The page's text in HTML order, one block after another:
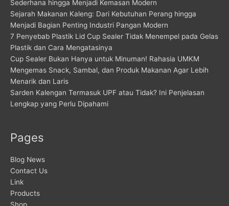
Sederhana hingga Menjadi Kemasan Modern
Sejarah Makanan Kaleng: Dari Kebutuhan Perang hingga
Menjadi Bagian Penting Industri Pangan Modern
7 Penyebab Plastik Lid Cup Sealer Tidak Menempel pada Gelas
Plastik dan Cara Mengatasinya
Cup Sealer Bukan Hanya untuk Minuman! Rahasia UMKM
Mengemas Snack, Sambal, dan Produk Makanan Agar Lebih
Menarik dan Laris
Sarden Kalengan Termasuk UPF atau Tidak? Ini Penjelasan
Lengkap yang Perlu Dipahami
Pages
Blog News
Contact Us
Link
Products
Shop